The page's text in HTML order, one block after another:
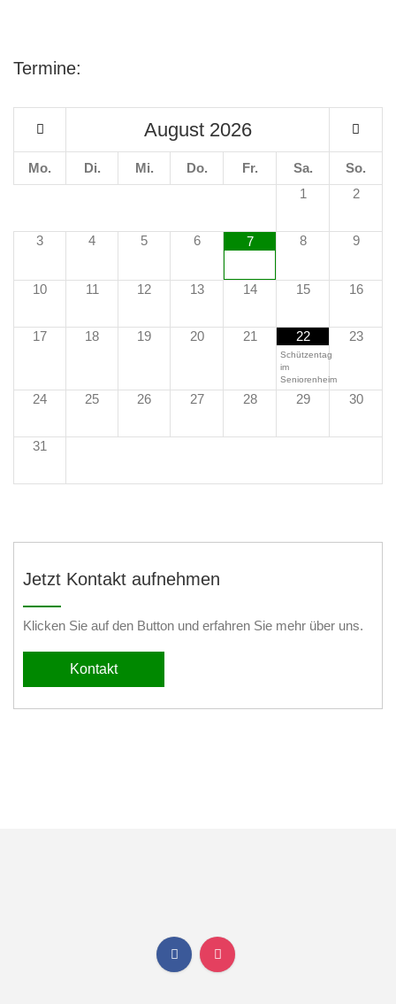
Termine:
August 2026
Mo. Di. Mi. Do. Fr. Sa.
So.
1
2
3 4 5 6 7 8 9
10 11 12 13 14 15 16
17 18 19 20 21 22
Schützentag
im
Seniorenheim
23
24 25 26 27 28 29 30
31
Jetzt Kontakt aufnehmen
Klicken Sie auf den Button und erfahren Sie mehr über uns.
Kontakt